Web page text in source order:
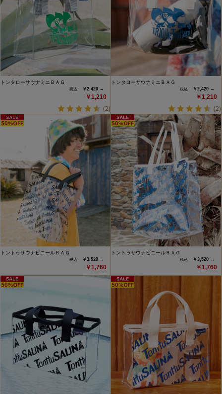
トンタローサウナミニＢＡＧ
￥2,420 →
￥1,210
(2)
トンタローサウナミニＢＡＧ
￥2,420 →
￥1,210
(2)
トントゥサウナビニールＢＡＧ
￥3,520 →
￥1,760
トントゥサウナビニールＢＡＧ
￥3,520 →
￥1,760